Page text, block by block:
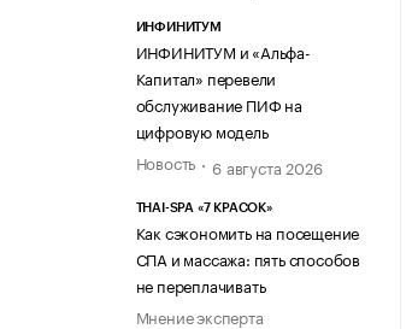
ИНФИНИТУМ
ИНФИНИТУМ и «Альфа-
Капитал» перевели
обслуживание ПИФ на
цифровую модель
Новость
6 августа 2026
THAI-SPA «7 КРАСОК»
Как сэкономить на посещение
СПА и массажа: пять способов
не переплачивать
Мнение эксперта